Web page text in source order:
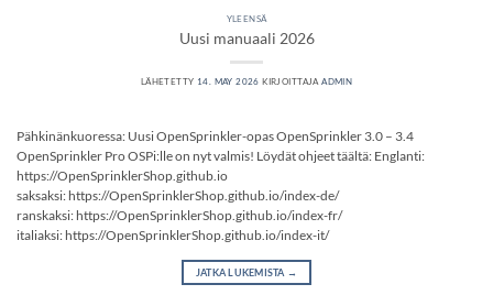
YLEENSÄ
Uusi manuaali 2026
LÄHETETTY 14. MAY 2026 KIRJOITTAJAADMIN
Pähkinänkuoressa: Uusi OpenSprinkler-opas OpenSprinkler 3.0 – 3.4
OpenSprinkler Pro OSPi:lle on nyt valmis! Löydät ohjeet täältä: Englanti:
https://OpenSprinklerShop.github.io
saksaksi: https://OpenSprinklerShop.github.io/index-de/
ranskaksi: https://OpenSprinklerShop.github.io/index-fr/
italiaksi: https://OpenSprinklerShop.github.io/index-it/
JATKA LUKEMISTA →